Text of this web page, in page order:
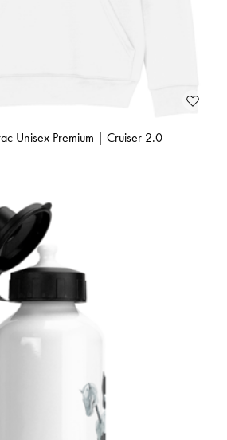
Unisex Premium | Cruiser 2.0